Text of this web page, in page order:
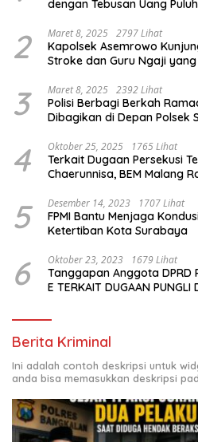
dengan Tebusan Uang
2 Maret 8, 2025 2797 Lihat
Kapolsek Asemrowo
Stroke dan Guru Ngaji
3 Maret 8, 2025 2392 Lihat
Polisi Berbagi Berkah
Dibagikan di Depan Polsek
4 Oktober 25, 2025 1765 Lihat
Terkait Dugaan Persekusi
Chaerunnisa, BEM Malang
5 Desember 14, 2023 1707 Lihat
FPMI Bantu Menjaga
Ketertiban Kota Surabaya
6 Oktober 23, 2023 1679 Lihat
Tanggapan Anggota DPRD
E TERKAIT DUGAAN PUNGLI
Berita Kriminal
Ini adalah contoh deskripsi untuk
anda bisa memasukkan deskripsi